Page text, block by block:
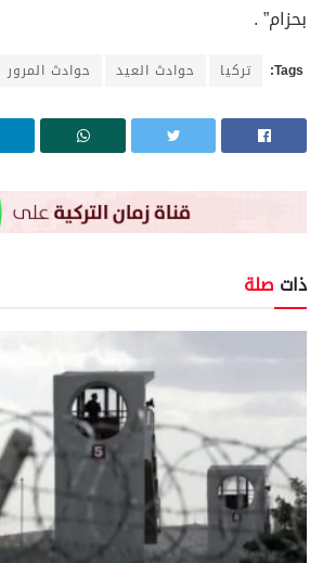
بحزام” .
Tags: تركيا حوادث العيد حوادث المرور
ذات صلة